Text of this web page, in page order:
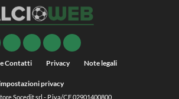
Contatti Privacy Note legali
privacy
Socedit srl - P.iva/CF 02901400800